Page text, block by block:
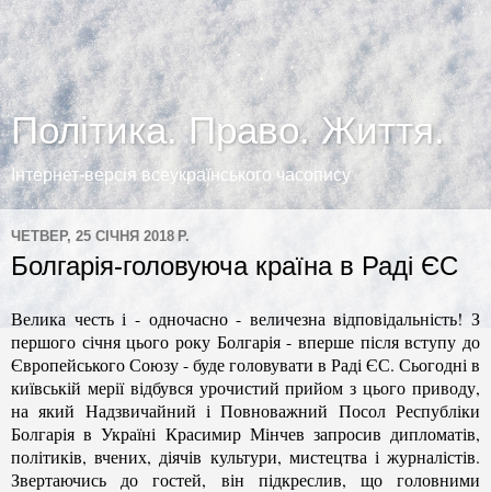
Політика. Право. Життя.
Інтернет-версія всеукраїнського часопису
ЧЕТВЕР, 25 СІЧНЯ 2018 Р.
Болгарія-головуюча країна в Раді ЄС
Велика честь і - одночасно - величезна відповідальність! З
першого січня цього року Болгарія - вперше після вступу до
Європейського Союзу - буде головувати в Раді ЄС. Сьогодні в
київській мерії відбувся урочистий прийом з цього приводу,
на який Надзвичайний і Повноважний Посол Республіки
Болгарія в Україні Красимир Мінчев запросив дипломатів,
політиків, вчених, діячів культури, мистецтва і журналістів.
Звертаючись до гостей, він підкреслив, що головними